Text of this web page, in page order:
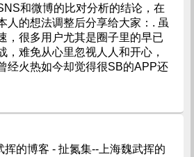
和微博的比对分析的结论，在
人的想法调整后分享给大家：. 虽
，很多用户尤其是圈子里的早已
，难免从心里忽视人人和开心，
经火热如今却觉得很SB的APP还
挥的博客 - 扯氮集--上海魏武挥的